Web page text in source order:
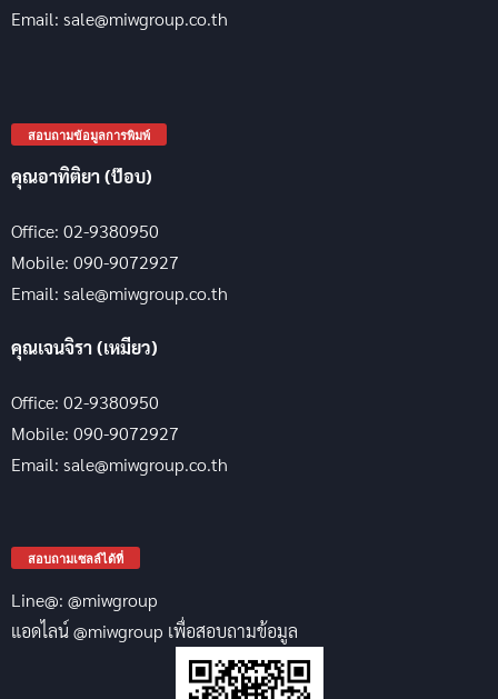
Email: sale@miwgroup.co.th
สอบถามข้อมูลการพิมพ์
คุณอาทิติยา (ป๊อบ)
Office: 02-9380950
Mobile: 090-9072927
Email: sale@miwgroup.co.th
คุณเจนจิรา (เหมียว)
Office: 02-9380950
Mobile: 090-9072927
Email: sale@miwgroup.co.th
สอบถามเซลล์ได้ที่
Line@: @miwgroup
แอดไลน์ @miwgroup เพื่อสอบถามข้อมูล